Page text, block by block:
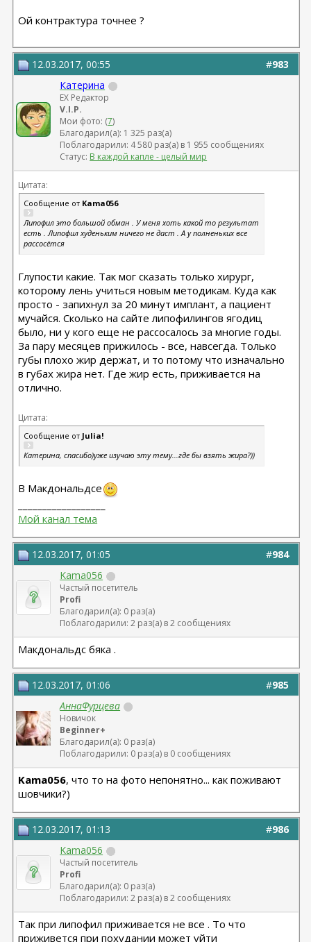
Ой контрактура точнее ?
#983
12.03.2017, 00:55
Катерина
EX Редактор
V.I.P.
Мои фото: (7)
Благодарил(а): 1 325 раз(а)
Поблагодарили: 4 580 раз(а) в 1 955 сообщениях
Статус: В каждой капле - целый мир
Цитата:
Сообщение от Kama056
Липофил это большой обман . У меня хоть какой то результат
есть . Липофил худеньким ничего не даст . А у полненьких все
рассосётся
Глупости какие. Так мог сказать только хирург,
которому лень учиться новым методикам. Куда как
просто - запихнул за 20 минут имплант, а пациент
мучайся. Сколько на сайте липофилингов ягодиц
было, ни у кого еще не рассосалось за многие годы.
За пару месяцев прижилось - все, навсегда. Только
губы плохо жир держат, и то потому что изначально
в губах жира нет. Где жир есть, приживается на
отлично.
Цитата:
Сообщение от Julia!
Катерина, спасибо)уже изучаю эту тему...где бы взять жира?))
В Макдональдсе
Мой канал тема
#984
12.03.2017, 01:05
Kama056
Частый посетитель
Profi
Благодарил(а): 0 раз(а)
Поблагодарили: 2 раз(а) в 2 сообщениях
Макдональдс бяка .
#985
12.03.2017, 01:06
АннаФурцева
Новичок
Beginner+
Благодарил(а): 0 раз(а)
Поблагодарили: 0 раз(а) в 0 сообщениях
Kama056, что то на фото непонятно... как поживают
шовчики?)
#986
12.03.2017, 01:13
Kama056
Частый посетитель
Profi
Благодарил(а): 0 раз(а)
Поблагодарили: 2 раз(а) в 2 сообщениях
Так при липофил приживается не все . То что
приживется при похудании может уйти